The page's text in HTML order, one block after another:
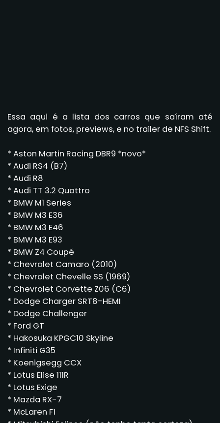
Essa aqui é a lista dos carros que saíram até
agora, em fotos, previews, e no trailer de NFS Shift.
* Aston Martin Racing DBR9 *novo*
* Audi RS4 (B7)
* Audi R8
* Audi TT 3.2 Quattro
* BMW M1 Series
* BMW M3 E36
* BMW M3 E46
* BMW M3 E93
* BMW Z4 Coupé
* Chevrolet Camaro (2010)
* Chevrolet Chevelle SS (1969)
* Chevrolet Corvette Z06 (C6)
* Dodge Charger SRT8-HEMI
* Dodge Challenger
* Ford GT
* Hakosuka KPGC10 Skyline
* Infiniti G35
* Koenigsegg CCX
* Lotus Elise 111R
* Lotus Exige
* Mazda RX-7
* McLaren F1